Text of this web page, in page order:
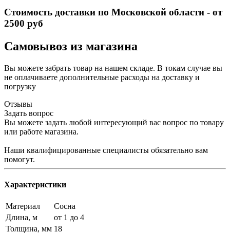
Стоимость доставки по Московской области - от
2500 руб
Самовывоз из магазина
Вы можете забрать товар на нашем складе. В токам случае вы
не оплачиваете дополнительные расходы на доставку и
погрузку
Отзывы
Задать вопрос
Вы можете задать любой интересующий вас вопрос по товару
или работе магазина.
Наши квалифицированные специалисты обязательно вам
помогут.
Характеристики
Материал
Сосна
Длина, м
от 1 до 4
Толщина, мм 18